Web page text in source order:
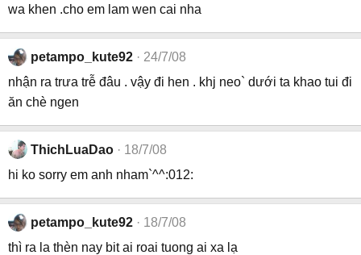
wa khen .cho em lam wen cai nha
petampo_kute92
24/7/08
nhận ra trưa trễ đâu . vậy đi hen . khj neo` dưới ta khao tui đi
ăn chè ngen
ThichLuaDao
18/7/08
hi ko sorry em anh nham`^^:012:
petampo_kute92
18/7/08
thì ra la thèn nay bit ai roai tuong ai xa lạ